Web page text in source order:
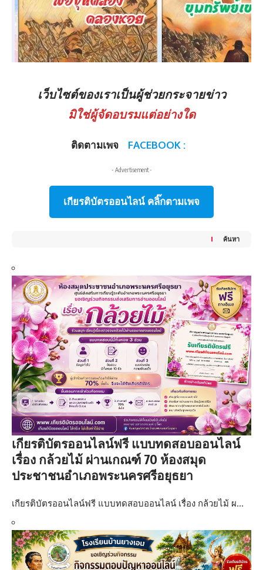
เว็บไซต์ของเราเป็นผู้ช่วยกระจายข่าว
มิใช่ผู้จัดอบรมแต่อย่างใด
ติดตามเพจ FACEBOOK :
- Advertisement -
เกียรติบัตรออนไลน์ คลิ๊กตามเพจ
ค้นหา
เกียรติบัตรออนไลน์ฟรี แบบทดสอบออนไลน์
เรื่อง กล้วยไม้ ผ่านเกณฑ์ 70 ห้องสมุด
ประชาชนอำเภอพระนครศรีอยุธยา
เกียรติบัตรออนไลน์ฟรี แบบทดสอบออนไลน์ เรื่อง กล้วยไม้ ผ…